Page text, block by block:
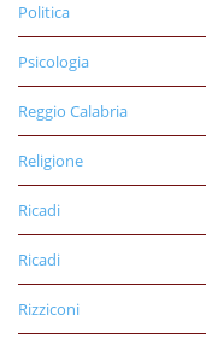
Politica
Psicologia
Reggio Calabria
Religione
Ricadi
Ricadi
Rizziconi